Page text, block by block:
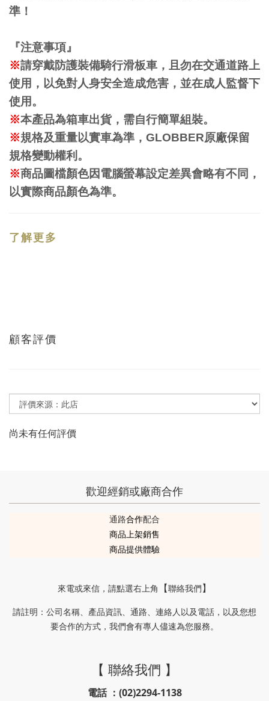
準！
『注意事項』
※請穿戴防護裝備騎行滑板車，且勿在交通道路上
使用，以免對人身安全造成危害，並在成人監督下
使用。
※本產品為箱車出貨，需自行簡單組裝。
※規格及重量以實車為準， GLOBBER原廠保留
規格變動權利。
※商品圖檔顏色因電腦螢幕設定差異會略有不同，
以實際商品顏色為準。
了解更多
顧客評價
尚未有任何評價
歡迎經銷或廠商合作
通路合作配合
商品上架銷售
商品提供體驗
來電或來信 ，請點選右上角 【聯絡我們 】
請註明 ： 公司名稱、產品資訊、通路、連絡人以及電話，以及您想
要合作的方式，我們會有專人儘速為您服務。
【 聯絡我們 】
電話 ：(02)2294-1138